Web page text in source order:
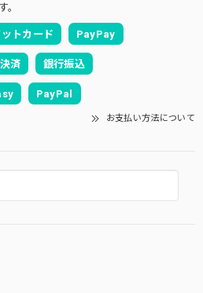
。
トカード PayPay
済 銀行振込
PayPal
お支払い方法について